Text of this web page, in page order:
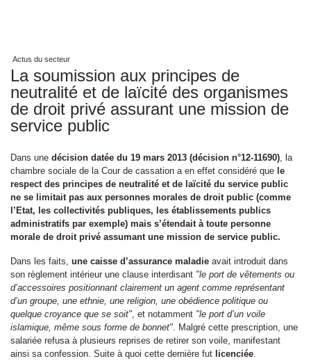
Actus du secteur
La soumission aux principes de
neutralité et de laïcité des organismes
de droit privé assurant une mission de
service public
Dans une décision datée du 19 mars 2013 (décision n°12-11690), la
chambre sociale de la Cour de cassation a en effet considéré que le
respect des principes de neutralité et de laïcité du service public
ne se limitait pas aux personnes morales de droit public (comme
l’Etat, les collectivités publiques, les établissements publics
administratifs par exemple) mais s’étendait à toute personne
morale de droit privé assumant une mission de service public.
Dans les faits, une caisse d’assurance maladie avait introduit dans
son règlement intérieur une clause interdisant "le port de vêtements ou
d’accessoires positionnant clairement un agent comme représentant
d’un groupe, une ethnie, une religion, une obédience politique ou
quelque croyance que se soit", et notamment "le port d’un voile
islamique, même sous forme de bonnet". Malgré cette prescription, une
salariée refusa à plusieurs reprises de retirer son voile, manifestant
ainsi sa confession. Suite à quoi cette dernière fut licenciée.